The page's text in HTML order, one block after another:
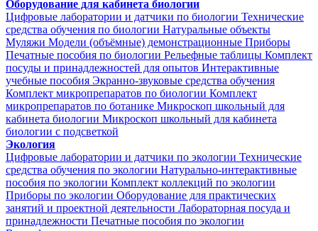
Оборудование для кабинета биологии
Цифровые лаборатории и датчики по биологии Технические
средства обучения по биологии Натуральные объекты
Муляжи Модели (объёмные) демонстрационные Приборы
Печатные пособия по биологии Рельефные таблицы Комплект
посуды и принадлежностей для опытов Интерактивные
учебные пособия Экранно-звуковые средства обучения
Комплект микропрепаратов по биологии Комплект
микропрепаратов по ботанике Микроскоп школьный для
кабинета биологии Микроскоп школьный для кабинета
биологии с подсветкой
Экология
Цифровые лаборатории и датчики по экологии Технические
средства обучения по экологии Натурально-интерактивные
пособия по экологии Комплект коллекций по экологии
Приборы по экологии Оборудование для практических
занятий и проектной деятельности Лабораторная посуда и
принадлежности Печатные пособия по экологии